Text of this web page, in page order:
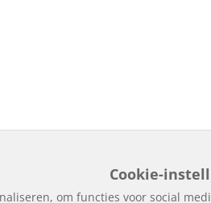
Cookie-
om functies voor social